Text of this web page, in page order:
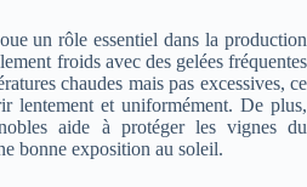
un rôle essentiel dans la production
froids avec des gelées fréquentes
chaudes mais pas excessives, ce
lentement et uniformément. De plus,
aide à protéger les vignes du
bonne exposition au soleil.